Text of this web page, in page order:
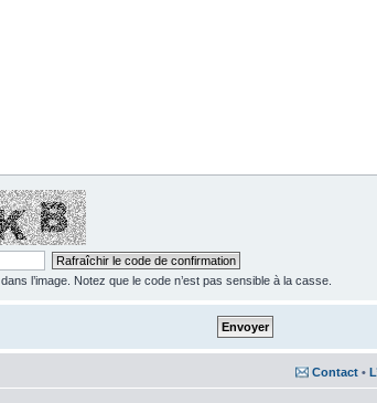
l’image. Notez que le code n’est pas sensible à la casse.
Contact •